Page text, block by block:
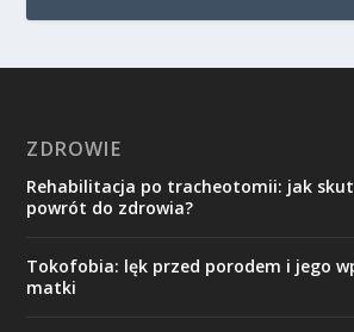
ZDROWIE
Rehabilitacja po tracheotomii: jak
powrót do zdrowia?
Tokofobia: lęk przed porodem i jego
matki